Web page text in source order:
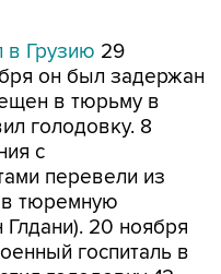
в Грузию 29
он был задержан
в тюрьму в
голодовку. 8
с
перевели из
тюремную
Глдани). 20 ноября
госпиталь в